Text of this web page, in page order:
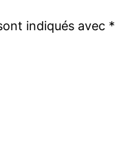
indiqués avec *